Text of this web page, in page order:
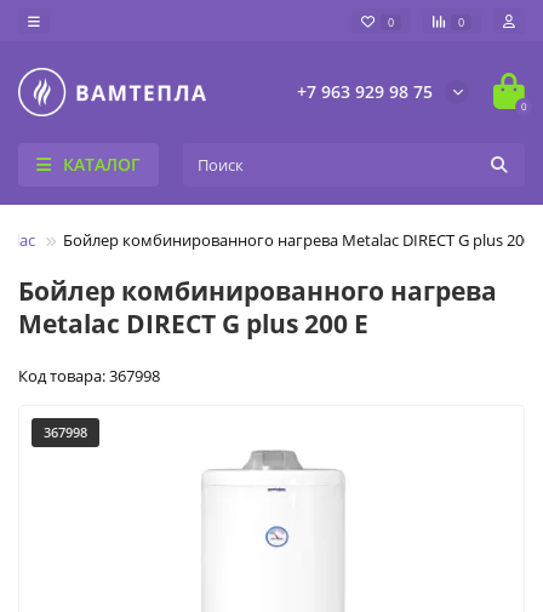
0 0
+7 963 929 98 75
0
КАТАЛОГ
Бойлер комбинированного нагрева Metalac DIRECT G plus 200 E
Бойлер комбинированного нагрева
Metalac DIRECT G plus 200 E
Код товара: 367998
367998